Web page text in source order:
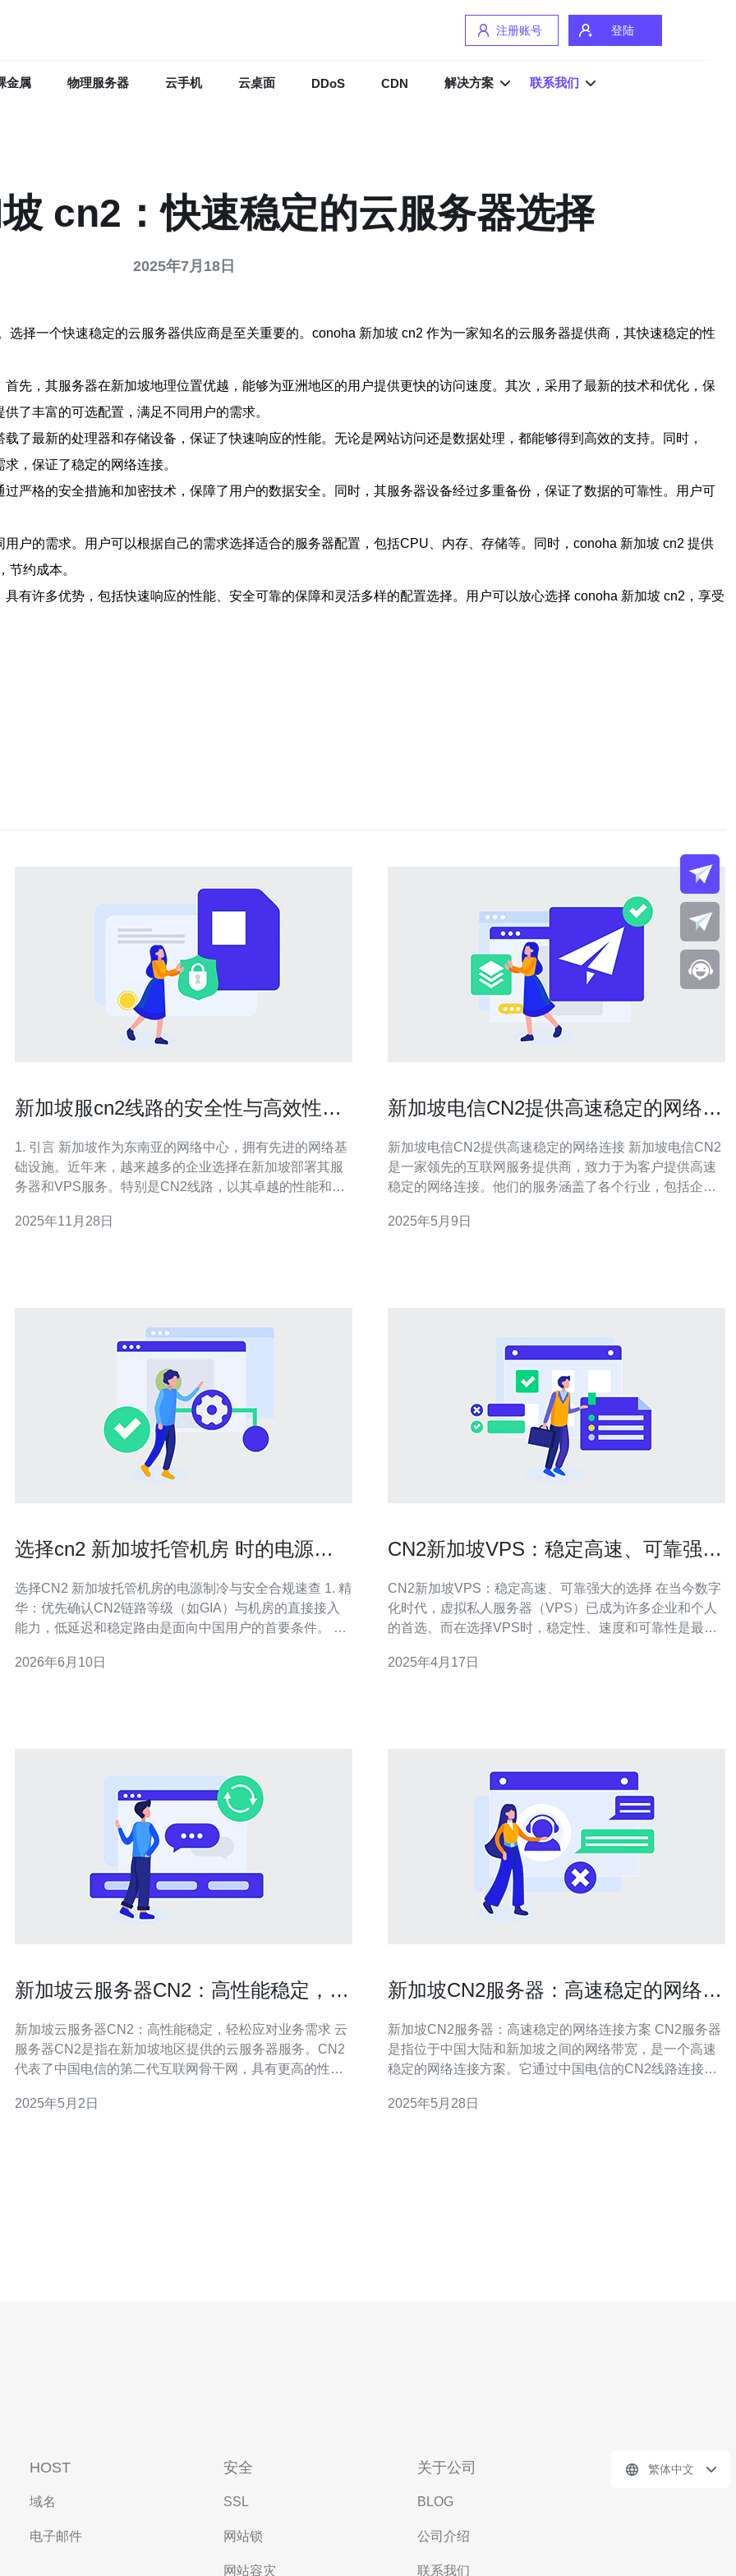
注册账号 登陆
金属 物理服务器 云手机 云桌面 DDoS CDN 解决方案 联系我们
cn2：快速稳定的云服务器选择
2025年7月18日
择一个快速稳定的云服务器供应商是至关重要的。conoha 新加坡 cn2 作为一家知名的云服务器提供商，其快速稳定的性
先，其服务器在新加坡地理位置优越，能够为亚洲地区的用户提供更快的访问速度。其次，采用了最新的技术和优化，保
了丰富的可选配置，满足不同用户的需求。
了最新的处理器和存储设备，保证了快速响应的性能。无论是网站访问还是数据处理，都能够得到高效的支持。同时，
，保证了稳定的网络连接。
严格的安全措施和加密技术，保障了用户的数据安全。同时，其服务器设备经过多重备份，保证了数据的可靠性。用户可
户的需求。用户可以根据自己的需求选择适合的服务器配置，包括CPU、内存、存储等。同时，conoha 新加坡 cn2 提供
节约成本。
有许多优势，包括快速响应的性能、安全可靠的保障和灵活多样的配置选择。用户可以放心选择 conoha 新加坡 cn2，享受
新加坡服cn2线路的安全性与高效性分
1. 引言 新加坡作为东南亚的网络中心，拥有先进的网络基
础设施。近年来，越来越多的企业选择在新加坡部署其服
务器和VPS服务。特别是CN2线路，以其卓越的性能和安
与高效性进行深入分析。 2. CN2线路概述 CN2线路是中国
2025年11月28日
新加坡电信CN2提供高速稳定的网络连
新加坡电信CN2提供高速稳定的网络连接 新加坡电信CN2
是一家领先的互联网服务提供商，致力于为客户提供高速
稳定的网络连接。他们的服务涵盖了各个行业，包括企
服务，新加坡电信CN2已经成为许多客户信赖的首选。 新
2025年5月9日
选择cn2 新加坡托管机房 时的电源制
选择CN2 新加坡托管机房的电源制冷与安全合规速查 1. 精
华：优先确认CN2链路等级（如GIA）与机房的直接接入
能力，低延迟和稳定路由是面向中国用户的首要条件。 2.
2N），以及PUE与实时能耗监控，避免隐性成本与可用性
2026年6月10日
CN2新加坡VPS：稳定高速、可靠强大
CN2新加坡VPS：稳定高速、可靠强大的选择 在当今数字
化时代，虚拟私人服务器（VPS）已成为许多企业和个人
的首选。而在选择VPS时，稳定性、速度和可靠性是最重
择，本文将为您详细介绍其优势。 CN2新加坡VPS采用了
2025年4月17日
新加坡云服务器CN2：高性能稳定，轻
新加坡云服务器CN2：高性能稳定，轻松应对业务需求 云
服务器CN2是指在新加坡地区提供的云服务器服务。CN2
代表了中国电信的第二代互联网骨干网，具有更高的性能
网络架构，为用户提供高性能和稳定的云服务器环境。 云
2025年5月2日
新加坡CN2服务器：高速稳定的网络连
新加坡CN2服务器：高速稳定的网络连接方案 CN2服务器
是指位于中国大陆和新加坡之间的网络带宽，是一个高速
稳定的网络连接方案。它通过中国电信的CN2线路连接，
服务器具有以下优势： 高速稳定：CN2线路连接保证了网
2025年5月28日
HOST
域名
电子邮件
安全
SSL
网站锁
网站容灾
关于公司
BLOG
公司介绍
联系我们
繁体中文